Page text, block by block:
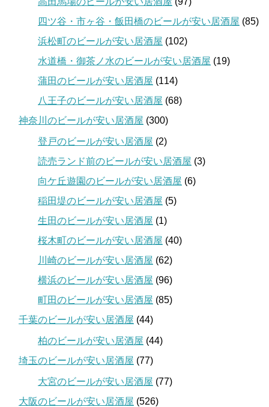
四ツ谷・市ヶ谷・飯田橋のビールが安い居酒屋 (85)
浜松町のビールが安い居酒屋 (102)
水道橋・御茶ノ水のビールが安い居酒屋 (19)
蒲田のビールが安い居酒屋 (114)
八王子のビールが安い居酒屋 (68)
神奈川のビールが安い居酒屋 (300)
登戸のビールが安い居酒屋 (2)
読売ランド前のビールが安い居酒屋 (3)
向ケ丘遊園のビールが安い居酒屋 (6)
稲田堤のビールが安い居酒屋 (5)
生田のビールが安い居酒屋 (1)
桜木町のビールが安い居酒屋 (40)
川崎のビールが安い居酒屋 (62)
横浜のビールが安い居酒屋 (96)
町田のビールが安い居酒屋 (85)
千葉のビールが安い居酒屋 (44)
柏のビールが安い居酒屋 (44)
埼玉のビールが安い居酒屋 (77)
大宮のビールが安い居酒屋 (77)
大阪のビールが安い居酒屋 (526)